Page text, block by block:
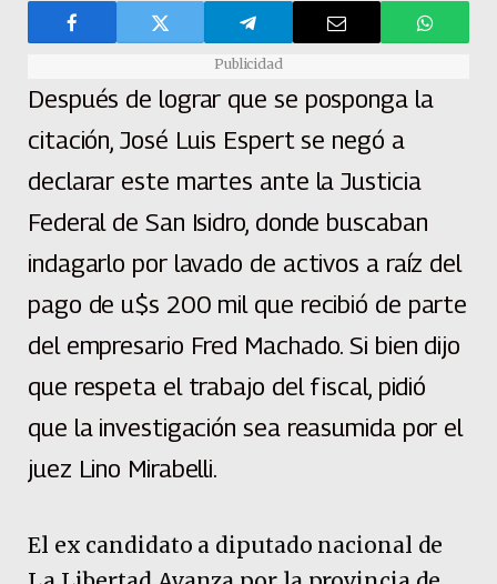
Publicidad
Después de lograr que se posponga la
citación, José Luis Espert se negó a
declarar este martes ante la Justicia
Federal de San Isidro, donde buscaban
indagarlo por lavado de activos a raíz del
pago de u$s 200 mil que recibió de parte
del empresario Fred Machado. Si bien dijo
que respeta el trabajo del fiscal, pidió
que la investigación sea reasumida por el
juez Lino Mirabelli.
El ex candidato a diputado nacional de